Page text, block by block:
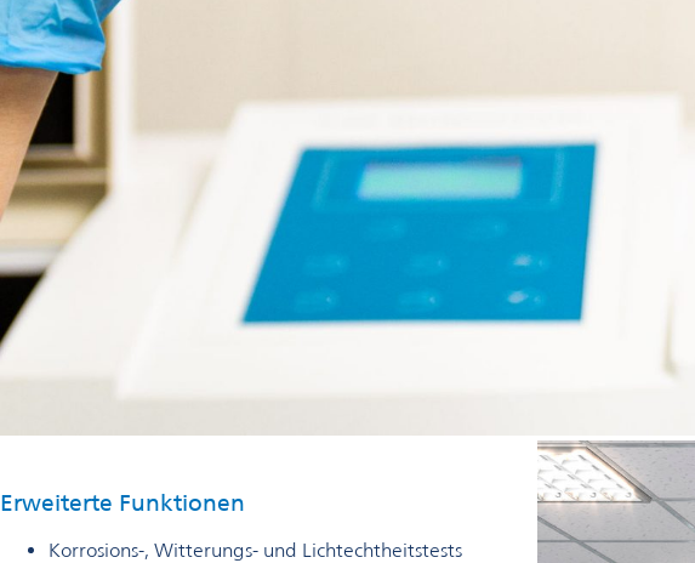
Erweiterte Funktionen
Korrosions-, Witterungs- und Lichtechtheitstests